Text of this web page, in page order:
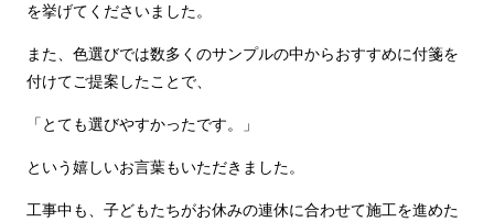
を挙げてくださいました。
また、色選びでは数多くのサンプルの中からおすすめに付箋を
付けてご提案したことで、
「とても選びやすかったです。」
という嬉しいお言葉もいただきました。
工事中も、子どもたちがお休みの連休に合わせて施工を進めた